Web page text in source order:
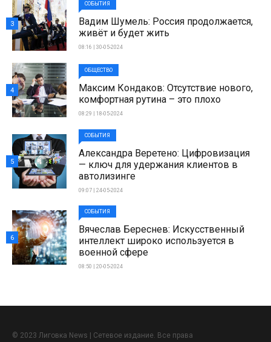
СОБЫТИЯ
Вадим Шумель: Россия продолжается,
живёт и будет жить
08:16 | 30-05-2024
3
ОБЩЕСТВО
Максим Кондаков: Отсутствие нового,
комфортная рутина – это плохо
08:29 | 18-05-2024
4
СОБЫТИЯ
Александра Веретено: Цифровизация
— ключ для удержания клиентов в
автолизинге
09:07 | 24-05-2024
5
СОБЫТИЯ
Вячеслав Береснев: Искусственный
интеллект широко используется в
военной сфере
08:50 | 20-05-2024
6
© 2023 Лиговка News | Сетевое издание. Все права